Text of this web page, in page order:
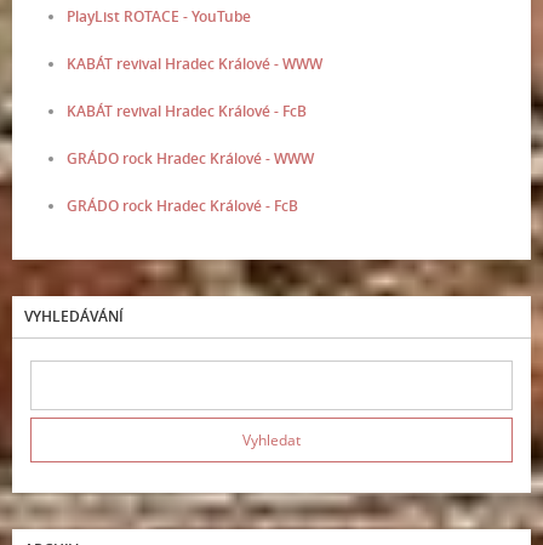
PlayList ROTACE - YouTube
KABÁT revival Hradec Králové - WWW
KABÁT revival Hradec Králové - FcB
GRÁDO rock Hradec Králové - WWW
GRÁDO rock Hradec Králové - FcB
VYHLEDÁVÁNÍ